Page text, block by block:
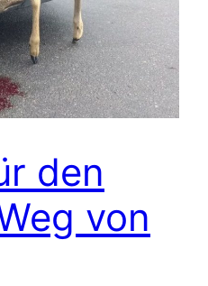
den
von